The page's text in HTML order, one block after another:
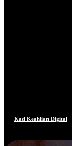
Kad Keahlian Digital